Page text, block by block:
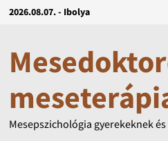
2026.08.07. - Ibolya
Mesepszichológia gyerekeknek